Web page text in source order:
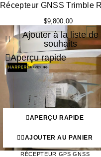
Récepteur GNSS Trimble
$9,800.00
-27%
Ajouter à la liste de
souhaits
Aperçu rapide
APERÇU RAPIDE
AJOUTER AU PANIER
RÉCEPTEUR GPS GNSS